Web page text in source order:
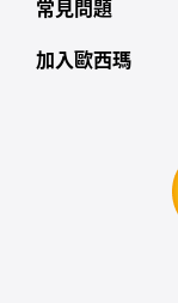
常見問題
加入歐西瑪